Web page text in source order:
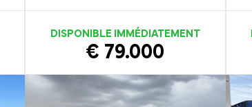
DISPONIBLE IMMÉDIATEMENT
€ 79.000